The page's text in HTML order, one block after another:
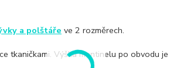
a polštáře ve 2 rozměrech.
tkaničkami. Výška mantinelu po obvodu